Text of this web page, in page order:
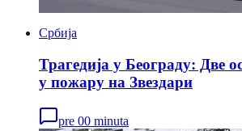
Србија
Трагедија у Београду: Две
у пожару на Звездари
pre 00 minuta